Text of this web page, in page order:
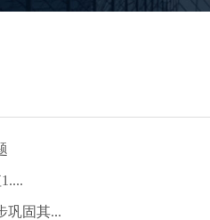
巩固其...